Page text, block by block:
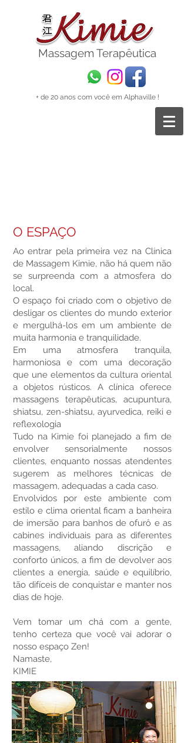
MassagemTerapêutica
+ de 20 anos com você em Alphaville !
O ESPAÇO
Ao entrar pela primeira vez na Clínica
de Massagem Kimie, não há quem não
se surpreenda com a atmosfera do
local.
O espaço foi criado com o objetivo de
desligar os clientes do mundo exterior
e mergulhá-los em um ambiente de
muita harmonia e tranquilidade.
Em uma atmosfera tranquila,
harmoniosa e com uma decoração
que une elementos da cultura oriental
a objetos rústicos. A clínica oferece
massagens terapêuticas, acupuntura,
shiatsu, zen-shiatsu, ayurvedica, reiki e
reflexologia
Tudo na Kimie foi planejado a fim de
envolver sensorialmente nossos
clientes, enquanto nossas atendentes
sugerem as melhores técnicas de
massagem, adequadas a cada caso.
Envolvidos por este ambiente com
estilo e clima oriental ficam a banheira
de imersão para banhos de ofurô e as
cabines individuais para as diferentes
massagens, aliando discrição e
conforto únicos, a fim de devolver aos
clientes a energia, saúde e equilíbrio,
tão difíceis de conquistar e manter nos
dias de hoje.
Vem tomar um chá com a gente,
tenho certeza que você vai adorar o
nosso espaço Zen!
Namaste,
KIMIE